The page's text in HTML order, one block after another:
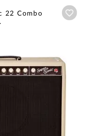
22 Combo